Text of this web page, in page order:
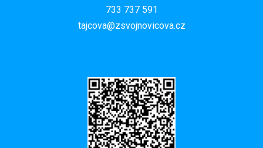
733 737 591
tajcova@zsvojnovicova.cz